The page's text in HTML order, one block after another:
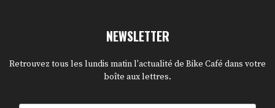
NEWSLETTER
Retrouvez tous les lundis matin l'actualité de Bike Café dans votre
boîte aux lettres.